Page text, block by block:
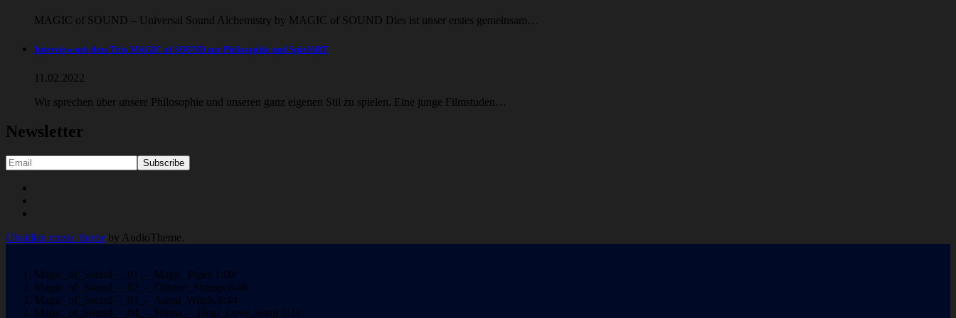
MAGIC of SOUND – Universal Sound Alchemistry by MAGIC of SOUND Dies ist unser erstes gemeinsam…
Interview mit dem Trio MAGIC of SOUND zur Philosophie und SpielART
11.02.2022
Wir sprechen über unsere Philosophie und unseren ganz eigenen Stil zu spielen. Eine junge Filmstuden…
Newsletter
Social
Media
Profiles
Obsidian music theme by AudioTheme.
Magic_of_Sound_-_01_-_Magic_Pipes 1:00
Magic_of_Sound_-_02_-_Cosmic_Strings 6:48
Magic_of_Sound_-_03_-_Astral_Winds 6:44
Magic_of_Sound_-_04_-_Shima_-_Hopi_Love_Song 5:31